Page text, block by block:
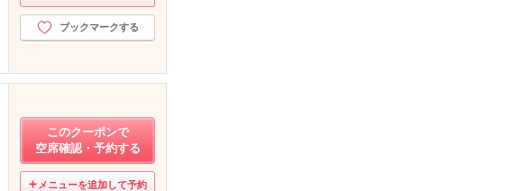
ブックマークする
このクーポンで
空席確認・予約する
メニューを追加して予約